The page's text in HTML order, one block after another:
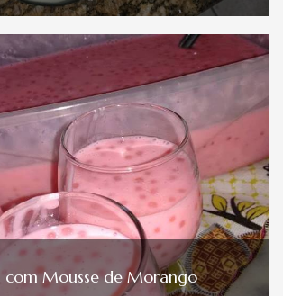
com Mousse de Morango